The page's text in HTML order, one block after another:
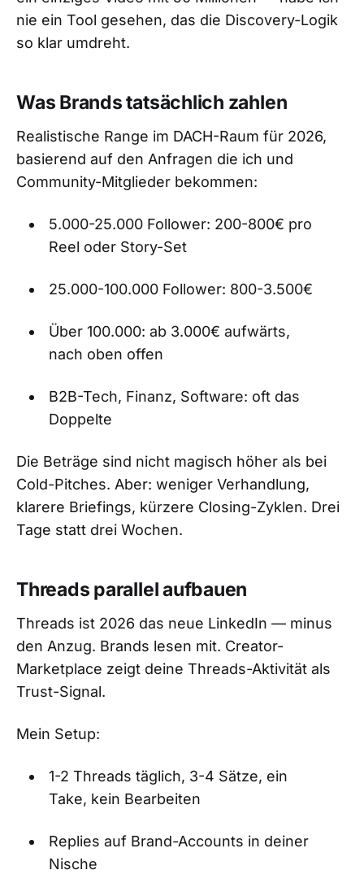
nie ein Tool gesehen, das die Discovery-Logik
so klar umdreht.
Was Brands tatsächlich zahlen
Realistische Range im DACH-Raum für 2026,
basierend auf den Anfragen die ich und
Community-Mitglieder bekommen:
5.000-25.000 Follower: 200-800€ pro
Reel oder Story-Set
25.000-100.000 Follower: 800-3.500€
Über 100.000: ab 3.000€ aufwärts,
nach oben offen
B2B-Tech, Finanz, Software: oft das
Doppelte
Die Beträge sind nicht magisch höher als bei
Cold-Pitches. Aber: weniger Verhandlung,
klarere Briefings, kürzere Closing-Zyklen. Drei
Tage statt drei Wochen.
Threads parallel aufbauen
Threads ist 2026 das neue LinkedIn — minus
den Anzug. Brands lesen mit. Creator-
Marketplace zeigt deine Threads-Aktivität als
Trust-Signal.
Mein Setup:
1-2 Threads täglich, 3-4 Sätze, ein
Take, kein Bearbeiten
Replies auf Brand-Accounts in deiner
Nische